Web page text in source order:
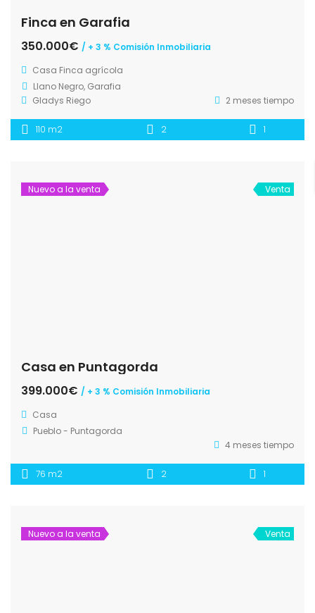
Finca en Garafia
350.000€ / + 3 % Comisión Inmobiliaria
Casa Finca agrícola
Llano Negro, Garafia
Gladys Riego
2 meses tiempo
110 m2 2 1
Nuevo a la venta Venta
Casa en Puntagorda
399.000€ / + 3 % Comisión Inmobiliaria
Casa
Pueblo - Puntagorda
4 meses tiempo
76 m2 2 1
Nuevo a la venta Venta